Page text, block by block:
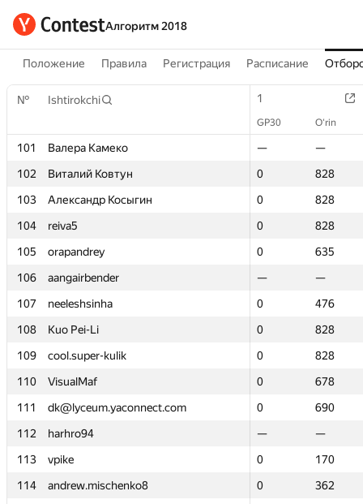
Алгоритм 2018
Положение Правила Регистрация Расписание
№ Ishtirokchi 1
GP30 O‘rin
101 Валера Камеко —
—
102
Виталий Ковтун 0
828
103
Александр Косыгин 0
828
104
reiva5 0
828
105
orapandrey 0
635
106
aangairbender —
—
107
neeleshsinha 0
476
108
Kuo Pei-Li 0
828
109
cool.super-kulik 0
828
110
VisualMaf 0
678
111
dk@lyceum.yaconnect.com 0
690
112
harhro94 —
—
113
vpike 0
170
114
andrew.mischenko8 0
362
№ Ishtirokchi 1
GP30 O‘rin
101 Валера Камеко —
—
102
Виталий Ковтун 0
828
103
Александр Косыгин 0
828
104
reiva5 0
828
105
orapandrey 0
635
106
aangairbender —
—
107
neeleshsinha 0
476
108
Kuo Pei-Li 0
828
109
cool.super-kulik 0
828
110
VisualMaf 0
678
111
dk@lyceum.yaconnect.com 0
690
112
harhro94 —
—
113
vpike 0
170
114
andrew.mischenko8 0
362